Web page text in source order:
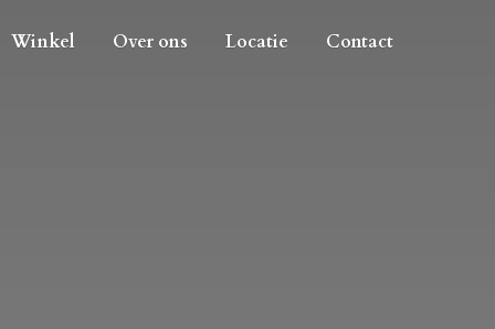
Winkel Over ons Locatie Contact